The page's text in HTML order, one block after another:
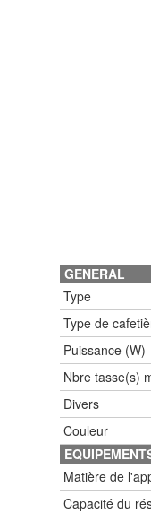
GENERAL
Type
Type de
Puissance (W)
Nbre tasse(s)
Divers
Couleur
Matière de
Capacité du